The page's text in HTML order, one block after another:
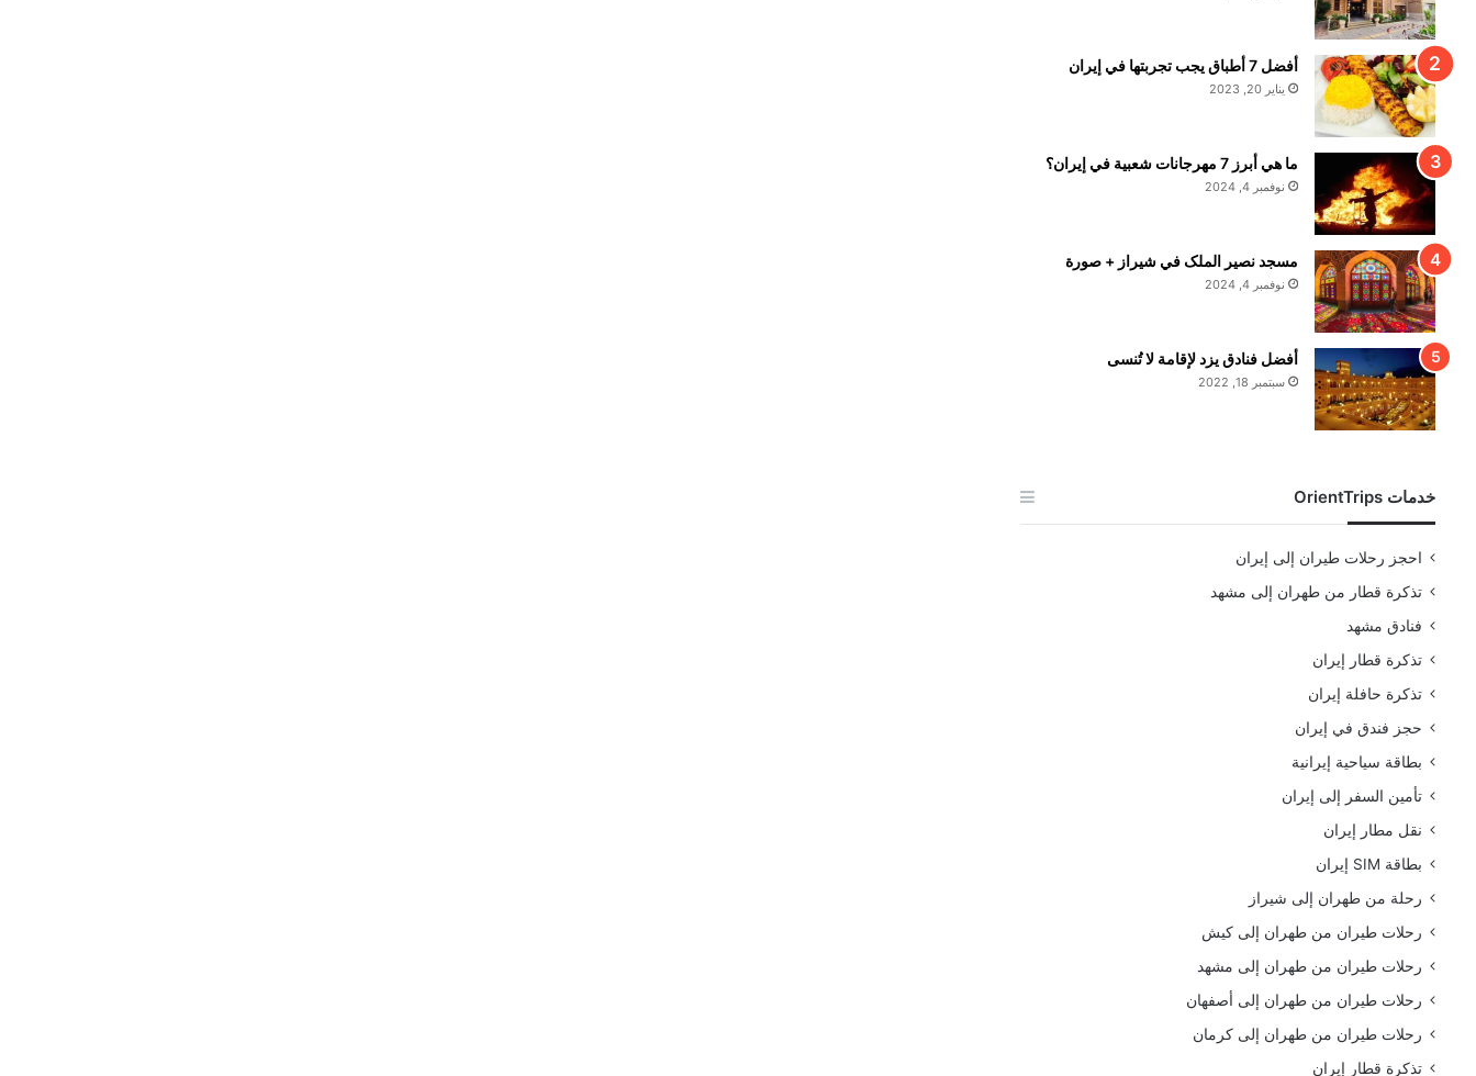
أفضل 7 أطباق يجب تجربتها في إيران
يناير 20, 2023
ما هي أبرز 7 مهرجانات شعبية في إيران؟
نوفمبر 4, 2024
مسجد نصير الملک في شيراز + صورة
نوفمبر 4, 2024
أفضل فنادق يزد لإقامة لا تُنسى
سبتمبر 18, 2022
خدمات OrientTrips
احجز رحلات طيران إلى إيران
تذكرة قطار من طهران إلى مشهد
فنادق مشهد
تذكرة قطار إيران
تذكرة حافلة إيران
حجز فندق في إيران
بطاقة سياحية إيرانية
تأمين السفر إلى إيران
نقل مطار إيران
بطاقة SIM إيران
رحلة من طهران إلى شيراز
رحلات طيران من طهران إلى كيش
رحلات طيران من طهران إلى مشهد
رحلات طيران من طهران إلى أصفهان
رحلات طيران من طهران إلى كرمان
تذكرة قطار إيران